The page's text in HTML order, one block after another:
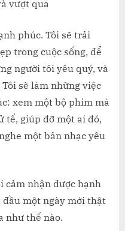
vượt qua
phúc. Tôi sẽ trải
trong cuộc sống, để
người tôi yêu quý, và
sẽ làm những việc
xem một bộ phim mà
tế, giúp đỡ một ai đó,
một bản nhạc yêu
cảm nhận được hạnh
đầu một ngày mới thật
như thế nào.